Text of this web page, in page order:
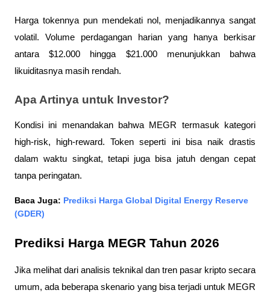
Harga tokennya pun mendekati nol, menjadikannya sangat
volatil. Volume perdagangan harian yang hanya berkisar
antara $12.000 hingga $21.000 menunjukkan bahwa
likuiditasnya masih rendah.
Apa Artinya untuk Investor?
Kondisi ini menandakan bahwa MEGR termasuk kategori
high-risk, high-reward. Token seperti ini bisa naik drastis
dalam waktu singkat, tetapi juga bisa jatuh dengan cepat
tanpa peringatan.
Baca Juga: Prediksi Harga Global Digital Energy Reserve
(GDER)
Prediksi Harga MEGR Tahun 2026
Jika melihat dari analisis teknikal dan tren pasar kripto secara
umum, ada beberapa skenario yang bisa terjadi untuk MEGR